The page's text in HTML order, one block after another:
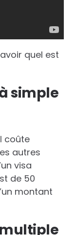
quel est
simple
coûte
autres
visa
de 50
montant